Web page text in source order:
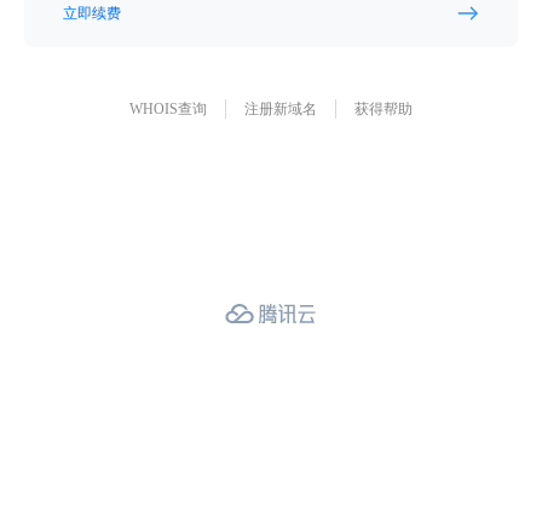
立即续费
WHOIS查询 注册新域名 获得帮助